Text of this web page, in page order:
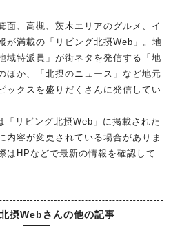
面、高槻、茨木エリアのグルメ、イ
が満載の「リビング北摂Web」。地
域特派員」が街ネタを発信する「地
ほか、「北摂のニュース」など地元
ックスを盛りだくさんに発信してい
リビング北摂Web」に掲載された
内容が変更されている場合がありま
はHPなどで最新の情報を確認して
摂Webさんの他の記事